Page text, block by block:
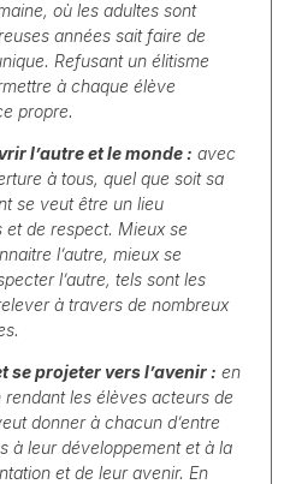
où les adultes sont
années sait faire de
Refusant un élitisme
à chaque élève
propre.
l’autre et le monde : avec
à tous, quel que soit sa
se veut être un lieu
et de respect. Mieux se
l’autre, mieux se
l’autre, tels sont les
à travers de nombreux
se projeter vers l’avenir : en
les élèves acteurs de
donner à chacun d’entre
à leur développement et à la
et de leur avenir. En